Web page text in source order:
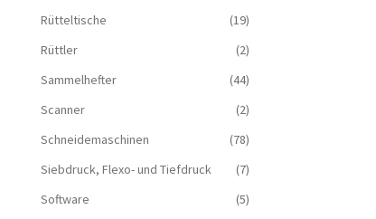
Rütteltische
(19)
Rüttler
(2)
Sammelhefter
(44)
Scanner
(2)
Schneidemaschinen
(78)
Siebdruck, Flexo- und Tiefdruck
(7)
Software
(5)